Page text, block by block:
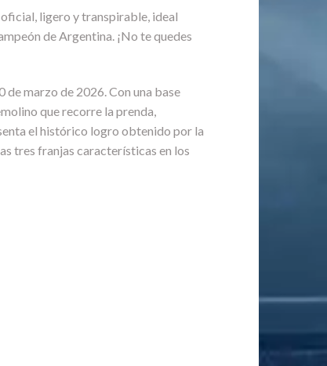
ligero y transpirable, ideal
de Argentina. ¡No te quedes
marzo de 2026. Con una base
que recorre la prenda,
el histórico logro obtenido por la
tres franjas características en los